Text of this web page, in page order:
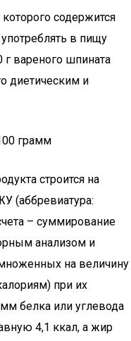
содержится
в пищу
вареного шпината
диетическим и
грамм
строится на
(аббревиатура:
– суммирование
анализом и
на величину
при их
белка или углевода
4,1 ккал, а жир